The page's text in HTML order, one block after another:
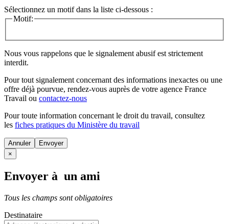
Sélectionnez un motif dans la liste ci-dessous :
Motif:
Nous vous rappelons que le signalement abusif est strictement
interdit.
Pour tout signalement concernant des informations inexactes ou une
offre déjà pourvue, rendez-vous auprès de votre agence France
Travail ou contactez-nous
Pour toute information concernant le droit du travail, consultez
les fiches pratiques du Ministère du travail
Annuler
×
Envoyer à un ami
Tous les champs sont obligatoires
Destinataire